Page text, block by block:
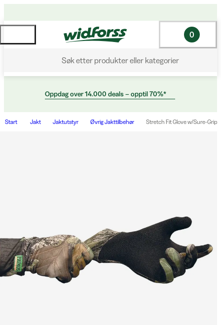
Søk etter produkter eller kategorier
0
Oppdag over 14.000 deals – opptil 70%*
Start Jakt Jaktutstyr Øvrig Jakttilbehør Stretch Fit Glove w/Sure-Grip